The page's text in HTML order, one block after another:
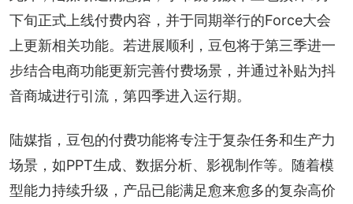
下旬正式上线付费内容，并于同期举行的Force大会
上更新相关功能。若进展顺利，豆包将于第三季进一
步结合电商功能更新完善付费场景，并通过补贴为抖
音商城进行引流，第四季进入运行期。
陆媒指，豆包的付费功能将专注于复杂任务和生产力
场景，如PPT生成、数据分析、影视制作等。随着模
型能力持续升级，产品已能满足愈来愈多的复杂高价